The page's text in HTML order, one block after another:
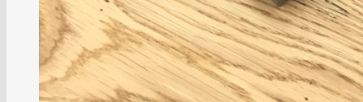
Коллекция LINE